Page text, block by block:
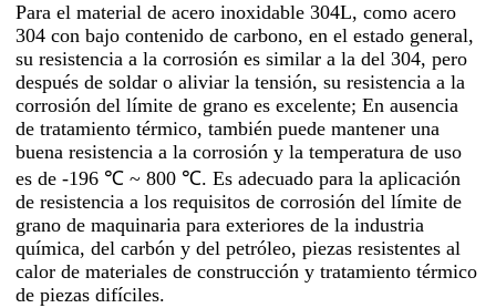
Para el material de acero inoxidable 304L, como acero
304 con bajo contenido de carbono, en el estado general,
su resistencia a la corrosión es similar a la del 304, pero
después de soldar o aliviar la tensión, su resistencia a la
corrosión del límite de grano es excelente; En ausencia
de tratamiento térmico, también puede mantener una
buena resistencia a la corrosión y la temperatura de uso
es de -196 ℃ ~ 800 ℃. Es adecuado para la aplicación
de resistencia a los requisitos de corrosión del límite de
grano de maquinaria para exteriores de la industria
química, del carbón y del petróleo, piezas resistentes al
calor de materiales de construcción y tratamiento térmico
de piezas difíciles.